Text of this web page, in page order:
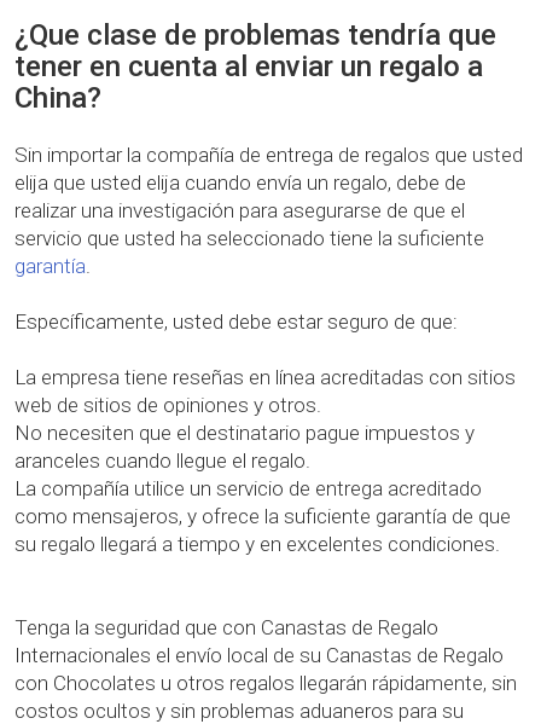
¿Que clase de problemas tendría que
tener en cuenta al enviar un regalo a
China?
Sin importar la compañía de entrega de regalos que usted
elija que usted elija cuando envía un regalo, debe de
realizar una investigación para asegurarse de que el
servicio que usted ha seleccionado tiene la suficiente
garantía.
Específicamente, usted debe estar seguro de que:
La empresa tiene reseñas en línea acreditadas con sitios
web de sitios de opiniones y otros.
No necesiten que el destinatario pague impuestos y
aranceles cuando llegue el regalo.
La compañía utilice un servicio de entrega acreditado
como mensajeros, y ofrece la suficiente garantía de que
su regalo llegará a tiempo y en excelentes condiciones.
Tenga la seguridad que con Canastas de Regalo
Internacionales el envío local de su Canastas de Regalo
con Chocolates u otros regalos llegarán rápidamente, sin
costos ocultos y sin problemas aduaneros para su